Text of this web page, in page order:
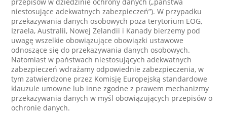
niestosujące adekwatnych zabezpieczeń”). W przypadku
przekazywania danych osobowych poza terytorium EOG,
Izraela, Australii, Nowej Zelandii i Kanady bierzemy pod
uwagę wszelkie obowiązujące obowiązki ustawowe
odnoszące się do przekazywania danych osobowych.
Natomiast w państwach niestosujących adekwatnych
zabezpieczeń wdrażamy odpowiednie zabezpieczenia, w
tym zatwierdzone przez Komisję Europejską standardowe
klauzule umowne lub inne zgodne z prawem mechanizmy
przekazywania danych w myśl obowiązujących przepisów o
ochronie danych.